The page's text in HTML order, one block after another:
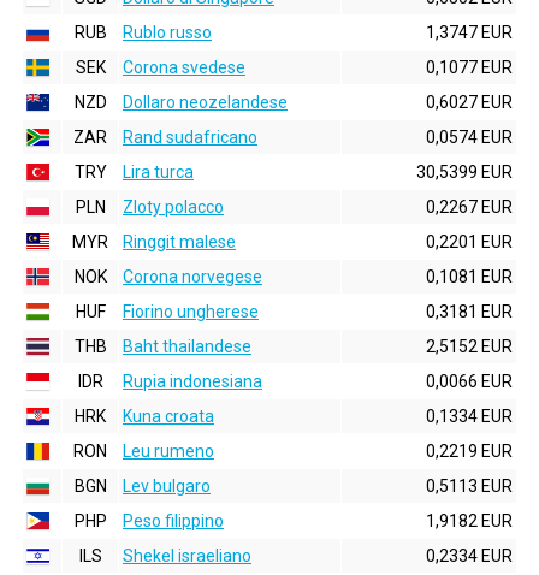
RUB
Rublo russo
1,3747 EUR
SEK
Corona svedese
0,1077 EUR
NZD
Dollaro neozelandese
0,6027 EUR
ZAR
Rand sudafricano
0,0574 EUR
TRY
Lira turca
30,5399 EUR
PLN
Zloty polacco
0,2267 EUR
MYR
Ringgit malese
0,2201 EUR
NOK
Corona norvegese
0,1081 EUR
HUF
Fiorino ungherese
0,3181 EUR
THB
Baht thailandese
2,5152 EUR
IDR
Rupia indonesiana
0,0066 EUR
HRK
Kuna croata
0,1334 EUR
RON
Leu rumeno
0,2219 EUR
BGN
Lev bulgaro
0,5113 EUR
PHP
Peso filippino
1,9182 EUR
ILS
Shekel israeliano
0,2334 EUR